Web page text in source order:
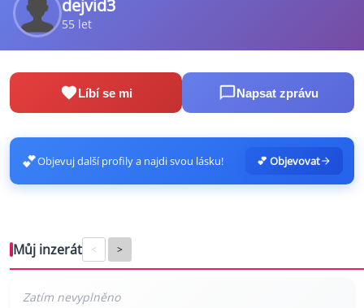
dejvid3
55 let
Líbí se mi Napsat zprávu
💕Objevuj další profily a najdi svou lásku! 💕 Objevovat
Můj inzerát < >